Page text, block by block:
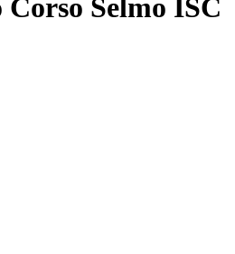
Selmo ISC